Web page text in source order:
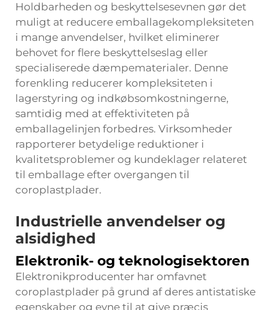
Holdbarheden og beskyttelsesevnen gør det
muligt at reducere emballagekompleksiteten
i mange anvendelser, hvilket eliminerer
behovet for flere beskyttelseslag eller
specialiserede dæmpematerialer. Denne
forenkling reducerer kompleksiteten i
lagerstyring og indkøbsomkostningerne,
samtidig med at effektiviteten på
emballagelinjen forbedres. Virksomheder
rapporterer betydelige reduktioner i
kvalitetsproblemer og kundeklager relateret
til emballage efter overgangen til
coroplastplader.
Industrielle anvendelser og
alsidighed
Elektronik- og teknologisektoren
Elektronikproducenter har omfavnet
coroplastplader på grund af deres antistatiske
egenskaber og evne til at give præcis